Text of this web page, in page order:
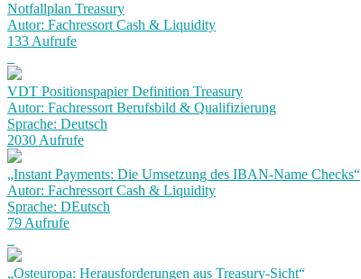
Notfallplan Treasury
Autor: Fachressort Cash & Liquidity
133 Aufrufe
VDT Positionspapier Definition Treasury
Autor: Fachressort Berufsbild & Qualifizierung
Sprache: Deutsch
2030 Aufrufe
„Instant Payments: Die Umsetzung des IBAN-Name Checks“
Autor: Fachressort Cash & Liquidity
Sprache: DEutsch
79 Aufrufe
„Osteuropa: Herausforderungen aus Treasury-Sicht“